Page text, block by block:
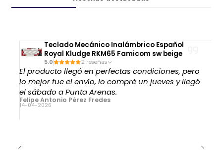
Gracias a la tecnología
Conexión estable.
Baja latencia.
Mayor eficiencia energética.
Excelente calidad de transmisión inalámbrica.
Compatible con smartphones, tablets, notebooks y
otros dispositivos Bluetooth.
Teclado Mecánico Inalámbrico Español
Royal Kludge RKM65 Famicom sw beige
5.0 2 reseñas
El producto llegó en perfectas condiciones, pero
lo mejor fue el envío, lo compré un jueves y llegó
el sábado a Punta Arenas.
Felipe Antonio Pérez Fredes
14-04-2026